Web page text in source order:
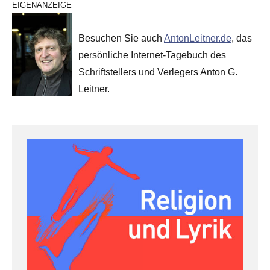
EIGENANZEIGE
Besuchen Sie auch AntonLeitner.de, das
persönliche Internet-Tagebuch des
Schriftstellers und Verlegers Anton G.
Leitner.